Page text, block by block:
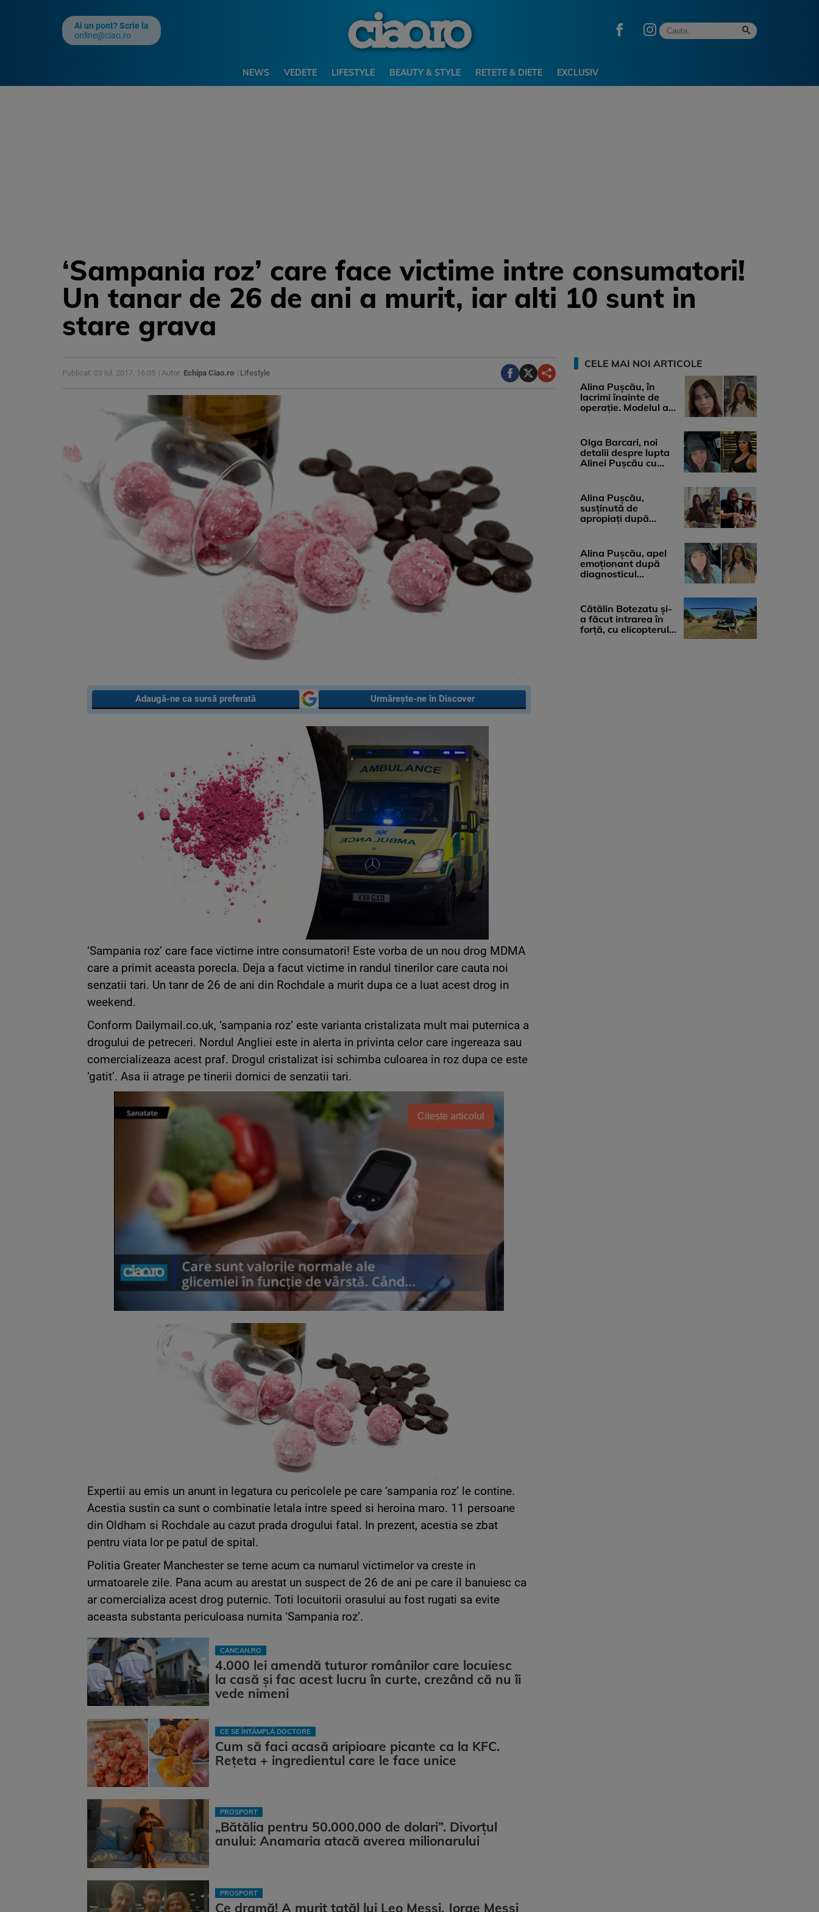
Ai un pont? Scrie la
online@ciao.ro
NEWS VEDETE LIFESTYLE BEAUTY & STYLE RETETE & DIETE EXCLUSIV
‘Sampania roz’ care face victime intre consumatori!
Un tanar de 26 de ani a murit, iar alti 10 sunt in
stare grava
Publicat: 03 iul. 2017, 16:05 Autor: Echipa Ciao.ro Lifestyle
Adaugă-ne ca sursă preferată Urmărește-ne în Discover
‘Sampania roz’ care face victime intre consumatori! Este vorba de un nou drog MDMA
care a primit aceasta porecla. Deja a facut victime in randul tinerilor care cauta noi
senzatii tari. Un tanr de 26 de ani din Rochdale a murit dupa ce a luat acest drog in
weekend.
Conform Dailymail.co.uk, ‘sampania roz’ este varianta cristalizata mult mai puternica a
drogului de petreceri. Nordul Angliei este in alerta in privinta celor care ingereaza sau
comercializeaza acest praf. Drogul cristalizat isi schimba culoarea in roz dupa ce este
‘gatit’. Asa ii atrage pe tinerii dornici de senzatii tari.
Citește articolul
Expertii au emis un anunt in legatura cu pericolele pe care ‘sampania roz’ le contine.
Acestia sustin ca sunt o combinatie letala intre speed si heroina maro. 11 persoane
din Oldham si Rochdale au cazut prada drogului fatal. In prezent, acestia se zbat
pentru viata lor pe patul de spital.
Politia Greater Manchester se teme acum ca numarul victimelor va creste in
urmatoarele zile. Pana acum au arestat un suspect de 26 de ani pe care il banuiesc ca
ar comercializa acest drog puternic. Toti locuitorii orasului au fost rugati sa evite
aceasta substanta periculoasa numita ‘Sampania roz’.
CANCAN.RO
4.000 lei amendă tuturor românilor care locuiesc
la casă și fac acest lucru în curte, crezând că nu îi
vede nimeni
CE SE ÎNTÂMPLĂ DOCTORE
Cum să faci acasă aripioare picante ca la KFC.
Rețeta + ingredientul care le face unice
PROSPORT
„Bătălia pentru 50.000.000 de dolari”. Divorțul
anului: Anamaria atacă averea milionarului
PROSPORT
Ce dramă! A murit tatăl lui Leo Messi, Jorge Messi
CELE MAI NOI ARTICOLE
Alina Pușcău, în
lacrimi înainte de
operație. Modelul a
Olga Barcari, noi
detalii despre lupta
Alinei Pușcău cu
Alina Pușcău,
susținută de
apropiați după
medicii, ...
Alina Pușcău, apel
emoționant după
diagnosticul
...
Cătălin Botezatu și-
a făcut intrarea în
forță, cu elicopterul,